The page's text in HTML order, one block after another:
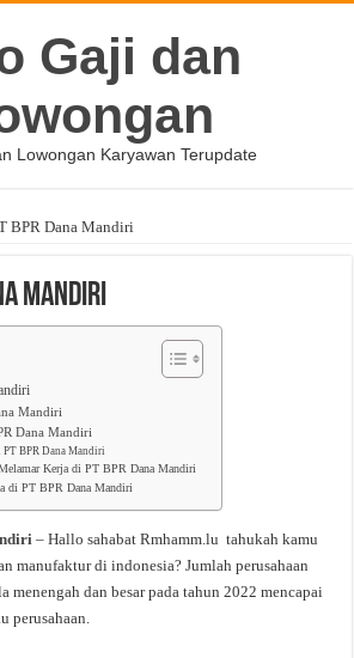
Gaji dan
Lowongan Karyawan Terupdate
BPR Dana Mandiri
Mandiri
Mandiri
Dana Mandiri
PT BPR Dana Mandiri
Kerja di PT BPR Dana Mandiri
di PT BPR Dana Mandiri
– Hallo sahabat Rmhamm.lu tahukah kamu
manufaktur di indonesia? Jumlah perusahaan
menengah dan besar pada tahun 2022 mencapai
perusahaan.